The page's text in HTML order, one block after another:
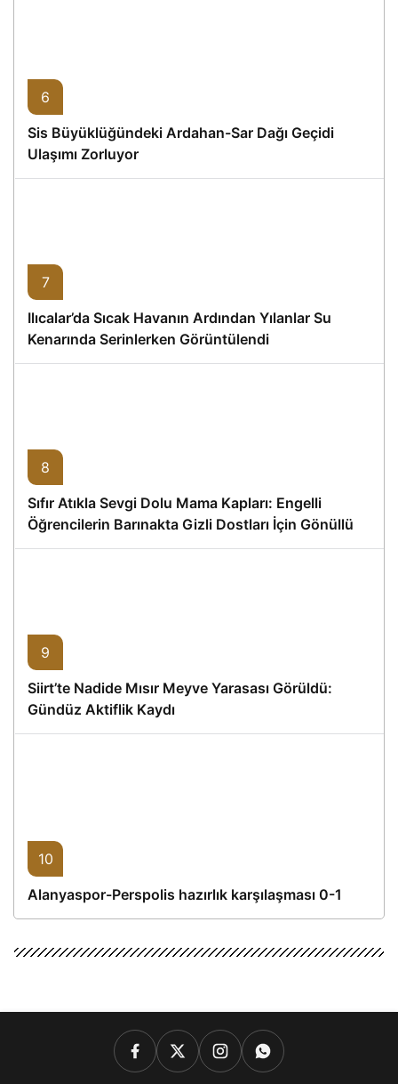
6
Sis Büyüklüğündeki Ardahan-Sar Dağı Geçidi
Ulaşımı Zorluyor
7
Ilıcalar’da Sıcak Havanın Ardından Yılanlar Su
Kenarında Serinlerken Görüntülendi
8
Sıfır Atıkla Sevgi Dolu Mama Kapları: Engelli
Öğrencilerin Barınakta Gizli Dostları İçin Gönüllü
Proje
9
Siirt’te Nadide Mısır Meyve Yarasası Görüldü:
Gündüz Aktiflik Kaydı
10
Alanyaspor-Perspolis hazırlık karşılaşması 0-1